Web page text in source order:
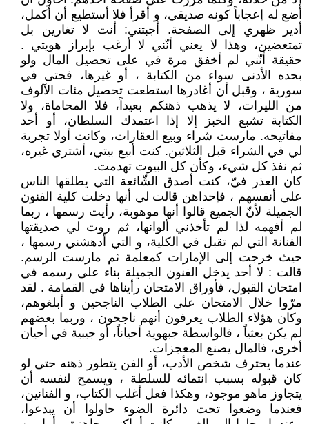
أضع له إعجاباً كونه صديقي، و أقرأ فلا أستطيع أن أكمل،
أدير ظهري إلى الصفحة. أجبتني: أنت لا تغارين بل
تمتعضين، وهذا لا يعني أنّني لا أرغب بإبراز هويتي .
حقيقة أنّني لم أخفق مرة في على تحصيل المال ولو
بحده الأدنى سواء من الكتابة ، أو غيرها، فحتى في
سورية ، وقبل أن أغادرها استطعت تحصيل مئات الآلوف
من الليرات، لا يذهب ذهنكم بعيداً، فلا المحاماة، ولا
الكتابة تشبع الخبز إلا إذا اعتمدك السلطان، أو أحد
مفاتيحه. مارست شراء وبيع العقارات، وكانت أولا تجربة
لي في الشراء قبل الثلاثين. كنت أبيع بيتي، أشتري غيره،
ثم نفذ كل شيء، وكأن كل البيوت تهدمت.
كان العذر فيّ، كنت أصدق الشّائعة التي يطلقها الناس
على أنفسهم ، فإحداهن قالت لي أنها دخلت كلية الفنون
الجميلة لأنّ الجميع قالوا أنها موهوبة، رأيت رسمها ، ربما
لم أفهمه لذا لم تأخذني ألوانها، ثم روت لي صديقتها
الفنانة التي لم تقبل في الكلية، و التي أدهشني رسمها ،
حيث خرجت إلى الإمارات كمعلمة ثم مارست الرسم.
قالت : لا أحد يدخل الفنون الجميلة بناء على رسمه في
امتحان القبول، فأوراق الامتحان رأيناها في القمامة . لقد
مرّوا خلال الامتحان على الطلاب الناجحين و أبلغوهم،
وكان هؤلاء الطلاب يعرفون أنهم ناجحون ، وربما بعضهم
لم يكن بعثياً ، فالواسطة جبهوية أحياناً، أو جيبية في أحيان
أخرى، فالمال يصنع المعجزات.
عندما يحترف شخص الأدب، أو الفن يتطور ذهنه حتى لو
كان قبوله بسبب انتمائه للسلطة ، ويسمح لنفسه أن
يتجاوز ماهو موجود، وهكذا فعل أغلب الكتاب، و الفنانين،
فعندما وضعوا تحت دائرة الضوء حاولوا أن يبدعوا،